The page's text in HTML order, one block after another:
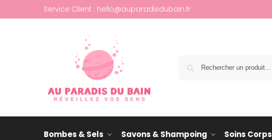
Service Client : hello@auparadisdubain.fr
Bombes & Sels Savons & Shampoing Soins Corps